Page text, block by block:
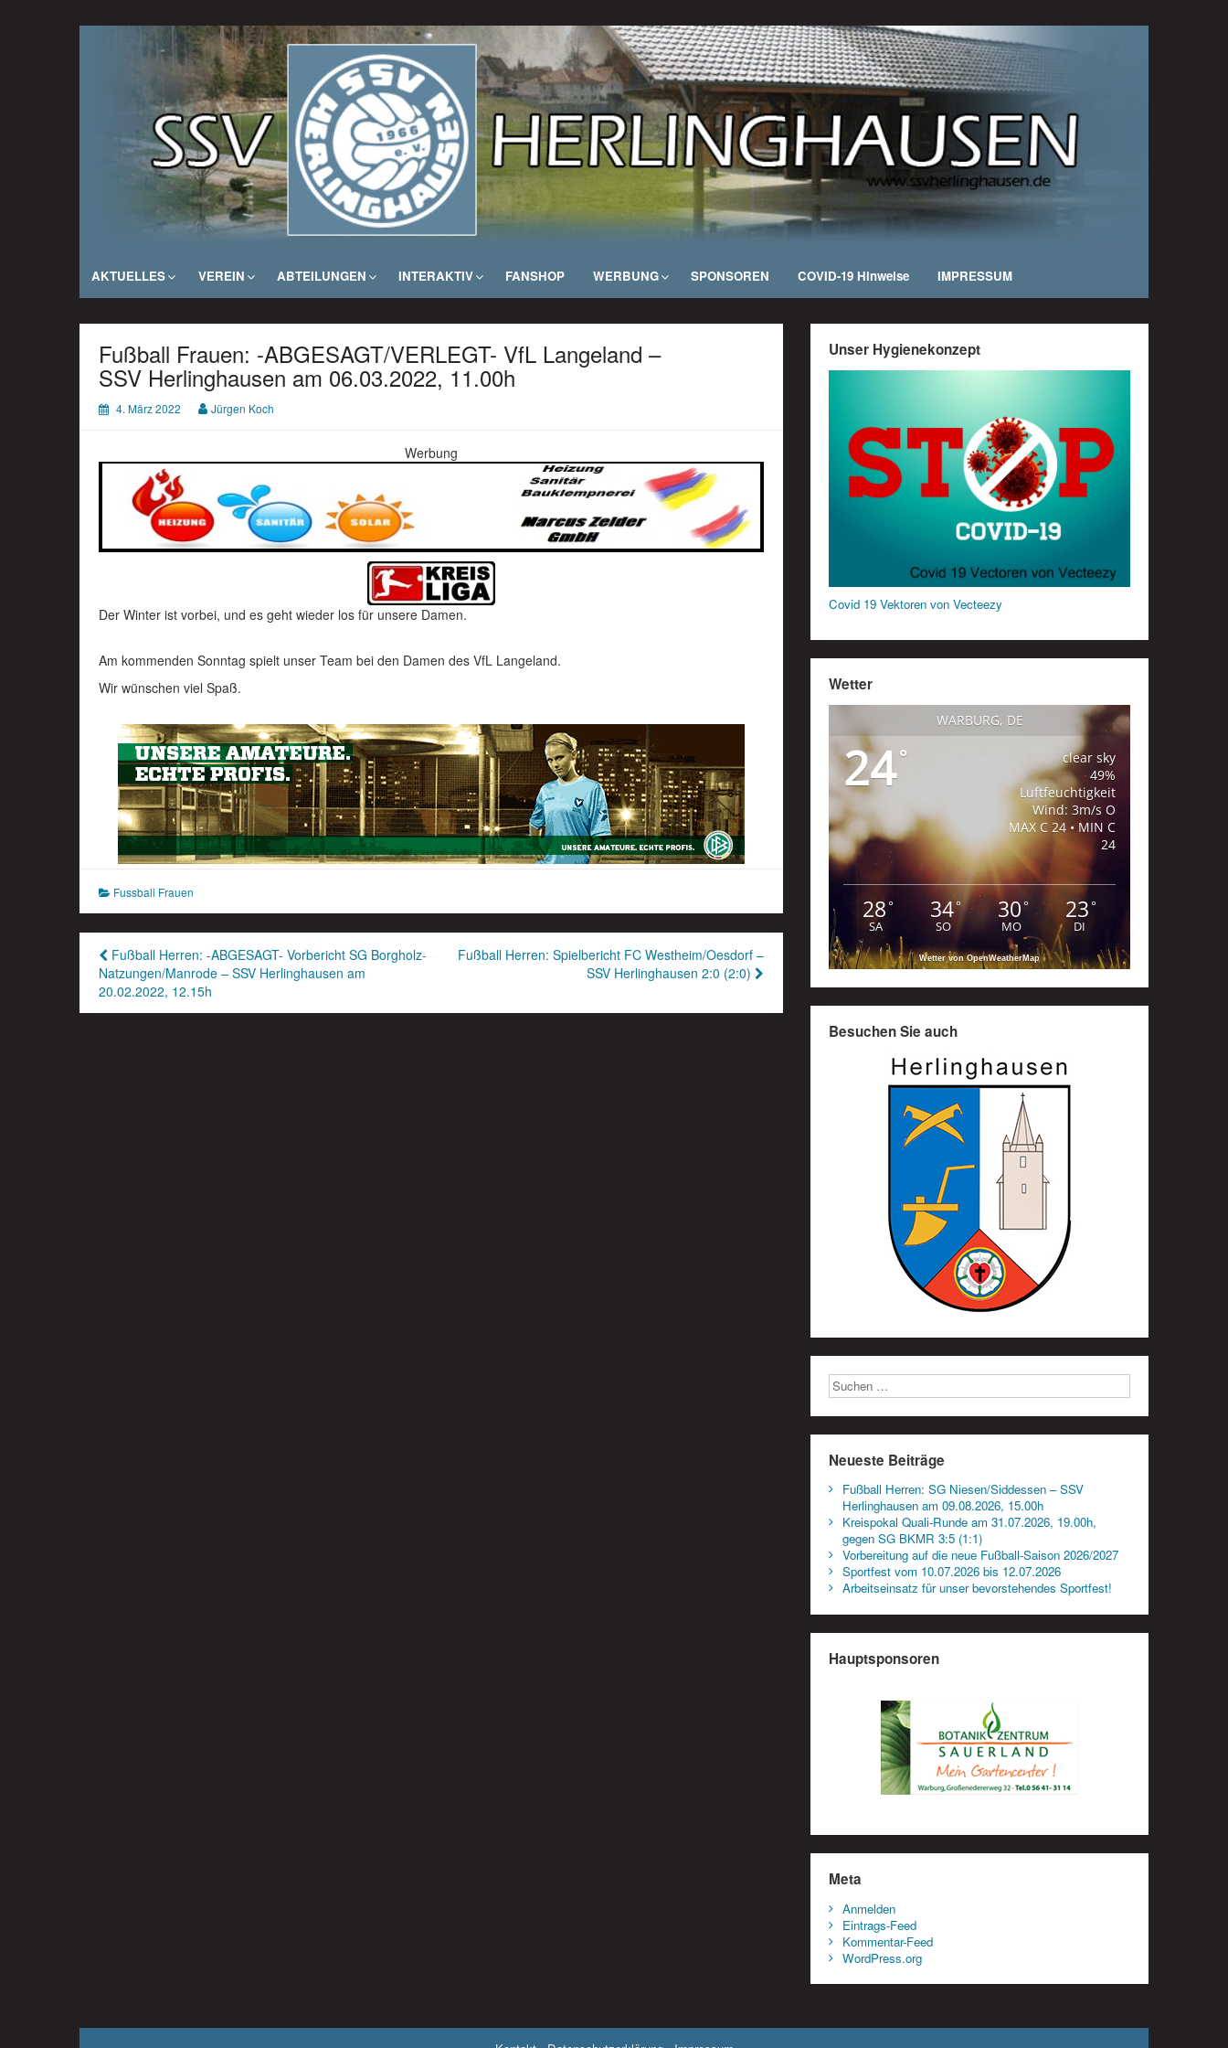
SSV Herlinghausen e. V.
AKTUELLES VEREIN ABTEILUNGEN INTERAKTIV FANSHOP WERBUNG SPONSOREN COVID-19 Hinweise IMPRESSUM
Fußball Frauen: -ABGESAGT/VERLEGT- VfL Langeland –
SSV Herlinghausen am 06.03.2022, 11.00h
4. März 2022 Jürgen Koch
Werbung
Der Winter ist vorbei, und es geht wieder los für unsere Damen.
Am kommenden Sonntag spielt unser Team bei den Damen des VfL Langeland.
Wir wünschen viel Spaß.
Fussball Frauen
Beitragsnavigation
Fußball Herren: -ABGESAGT- Vorbericht SG Borgholz-
Natzungen/Manrode – SSV Herlinghausen am
20.02.2022, 12.15h
Fußball Herren: Spielbericht FC Westheim/Oesdorf –
SSV Herlinghausen 2:0 (2:0)
Unser Hygienekonzept
Covid 19 Vektoren von Vecteezy
Wetter
WARBURG, DE
24°
clear sky
49%
Luftfeuchtigkeit
Wind: 3m/s O
MAX C 24 • MIN C
24
28°
SA
34°
SO
30°
MO
23°
DI
Wetter von OpenWeatherMap
Besuchen Sie auch
Neueste Beiträge
Fußball Herren: SG Niesen/Siddessen – SSV
Herlinghausen am 09.08.2026, 15.00h
Kreispokal Quali-Runde am 31.07.2026, 19.00h,
gegen SG BKMR 3:5 (1:1)
Vorbereitung auf die neue Fußball-Saison 2026/2027
Sportfest vom 10.07.2026 bis 12.07.2026
Arbeitseinsatz für unser bevorstehendes Sportfest!
Hauptsponsoren
Meta
Anmelden
Eintrags-Feed
Kommentar-Feed
WordPress.org